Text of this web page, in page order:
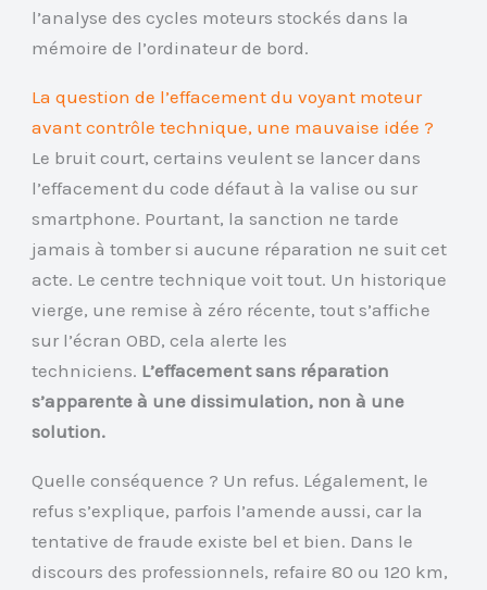
l’analyse des cycles moteurs stockés dans la
mémoire de l’ordinateur de bord.
La question de l’effacement du voyant moteur
avant contrôle technique, une mauvaise idée ?
Le bruit court, certains veulent se lancer dans
l’effacement du code défaut à la valise ou sur
smartphone. Pourtant, la sanction ne tarde
jamais à tomber si aucune réparation ne suit cet
acte. Le centre technique voit tout. Un historique
vierge, une remise à zéro récente, tout s’affiche
sur l’écran OBD, cela alerte les
techniciens. L’effacement sans réparation
s’apparente à une dissimulation, non à une
solution.
Quelle conséquence ? Un refus. Légalement, le
refus s’explique, parfois l’amende aussi, car la
tentative de fraude existe bel et bien. Dans le
discours des professionnels, refaire 80 ou 120 km,